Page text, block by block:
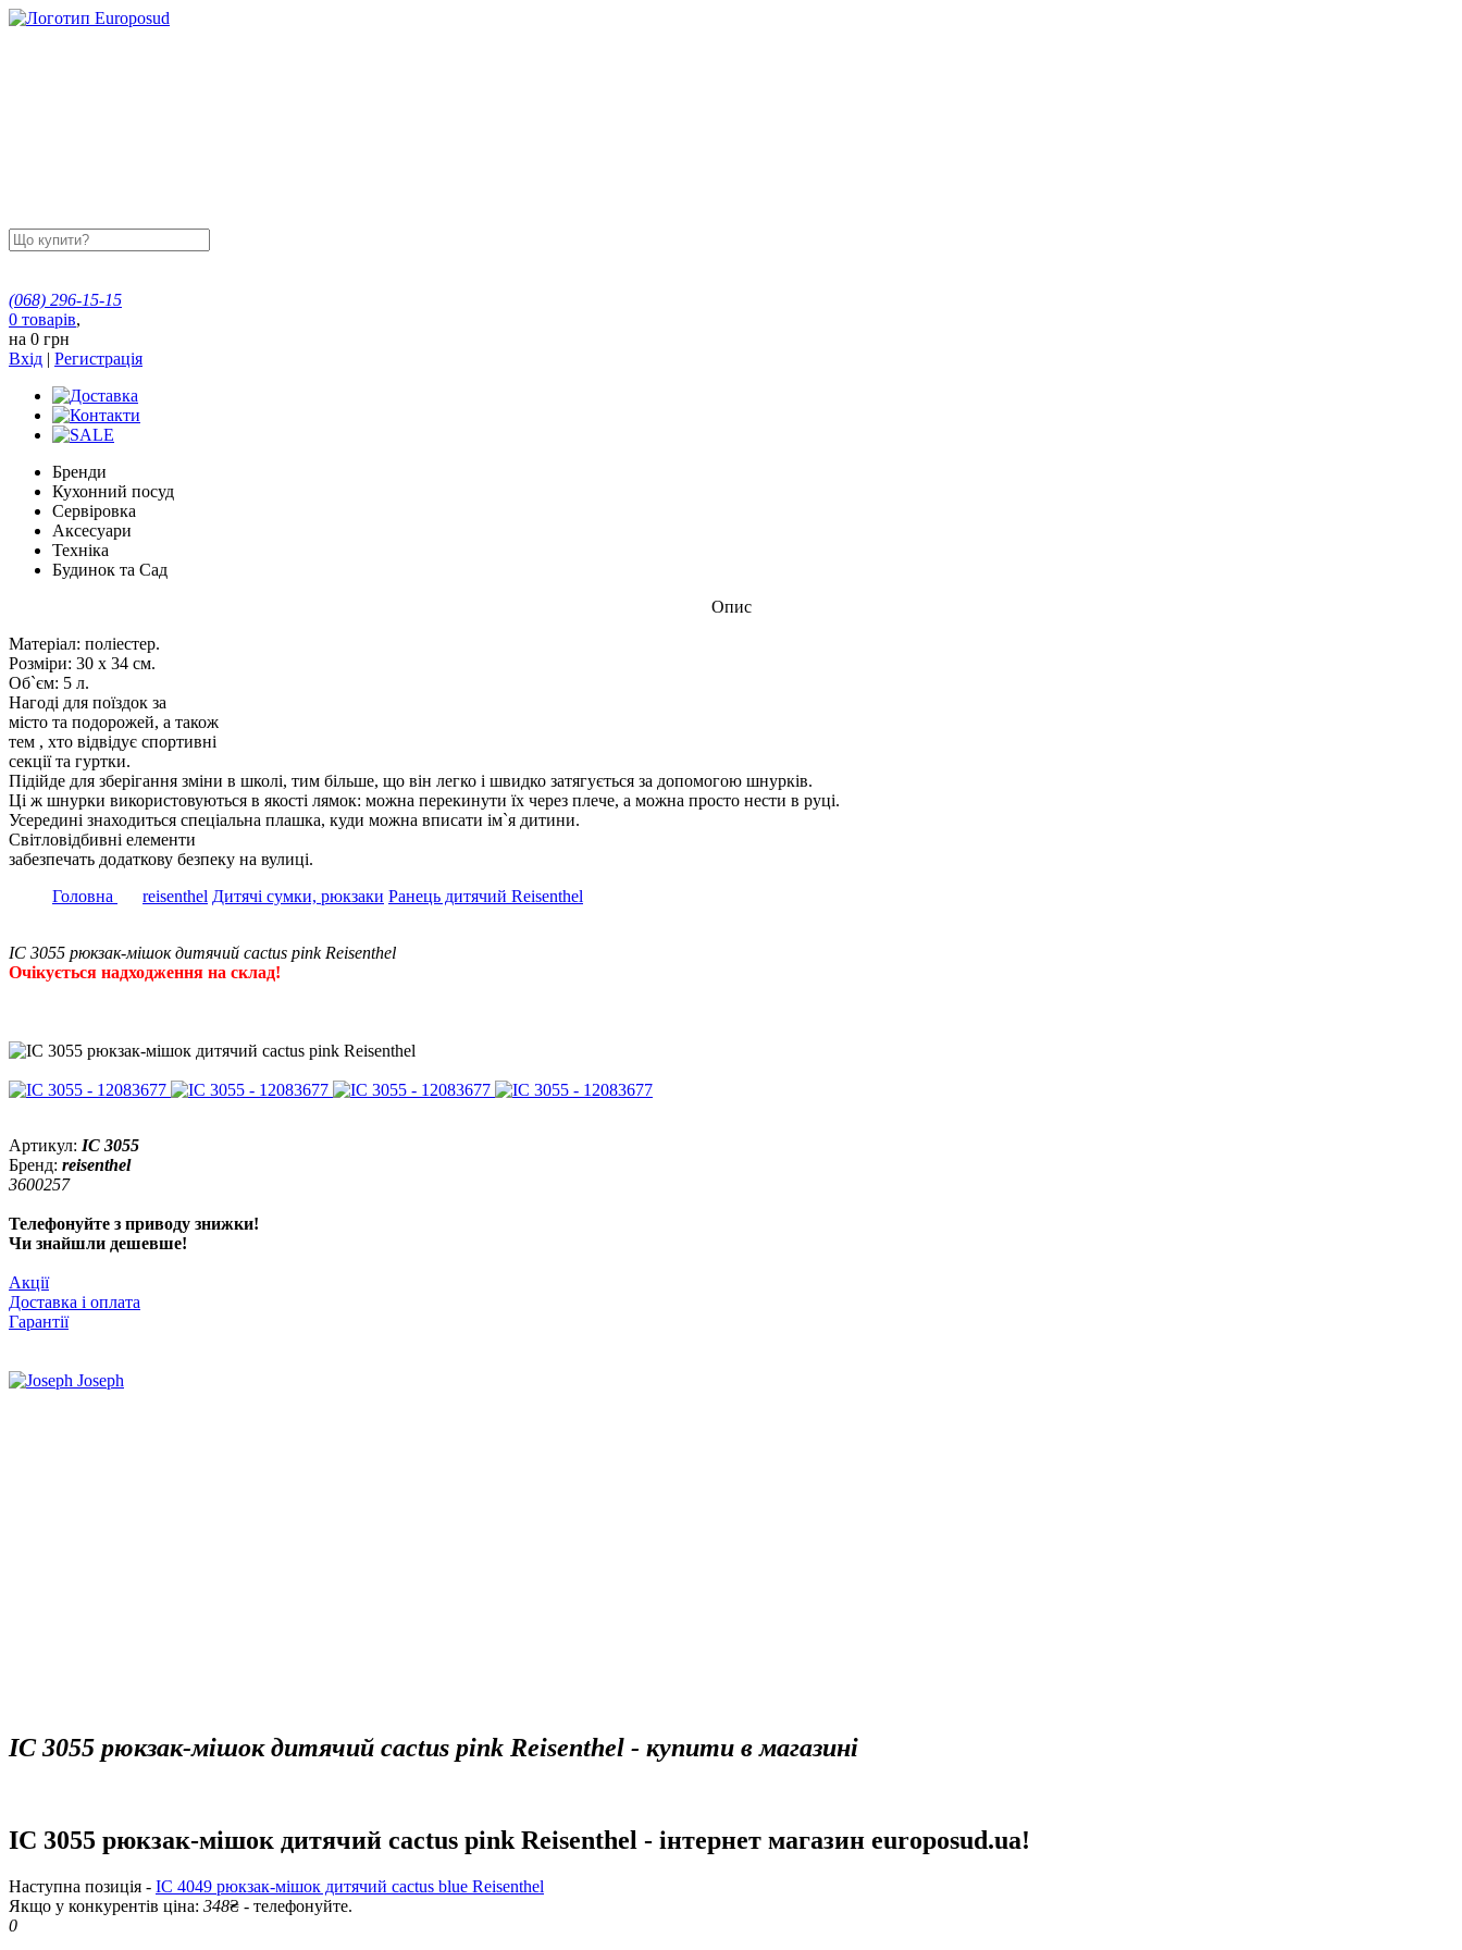
(068) 296-15-15
0 товарів,
на 0 грн
Вхід | Регистрація
Бренди
Кухонний посуд
Сервіровка
Аксесуари
Техніка
Будинок та Сад
Опис
Матеріал: поліестер.
Розміри: 30 х 34 см.
Об`єм: 5 л.
Нагоді для поїздок за
місто та подорожей, а також
тем , хто відвідує спортивні
секції та гуртки.
Підійде для зберігання зміни в школі, тим більше, що він легко і швидко затягується за допомогою шнурків.
Ці ж шнурки використовуються в якості лямок: можна перекинути їх через плече, а можна просто нести в руці.
Усередині знаходиться спеціальна плашка, куди можна вписати ім`я дитини.
Світловідбивні елементи
забезпечать додаткову безпеку на вулиці.
Головна
reisenthel Дитячі сумки, рюкзаки Ранець дитячий Reisenthel
IC 3055 рюкзак-мішок дитячий cactus pink Reisenthel
Очікується надходження на склад!
Артикул: IC 3055
Бренд: reisenthel
3600257
Телефонуйте з приводу знижки!
Чи знайшли дешевше!
Акції
Доставка і оплата
Гарантії
IC 3055 рюкзак-мішок дитячий cactus pink Reisenthel - купити в магазині
IC 3055 рюкзак-мішок дитячий cactus pink Reisenthel - інтернет магазин europosud.ua!
Наступна позиція - IC 4049 рюкзак-мішок дитячий cactus blue Reisenthel
Якщо у конкурентів ціна: 348₴ - телефонуйте.
0